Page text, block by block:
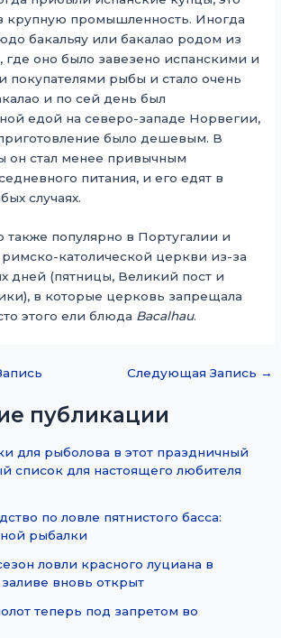
крупную промышленность. Иногда
бакальяу или бакалао родом из
где оно было завезено испанскими и
покупателями рыбы и стало очень
и по сей день был
едой на северо-западе Норвегии,
было дешевым. В
он стал менее привычным
питания, и его едят в
случаях.
также популярно в Португалии и
римско-католической церкви из-за
дней (пятницы, Великий пост и
в которые церковь запрещала
этого ели блюда Bacalhau.
Следующая Запись →
публикации
для рыболова в этот праздничный
список для настоящего любителя
по ловле пятнистого басса:
рыбалки
ловли красного луциана в
вновь открыт
теперь под запретом во